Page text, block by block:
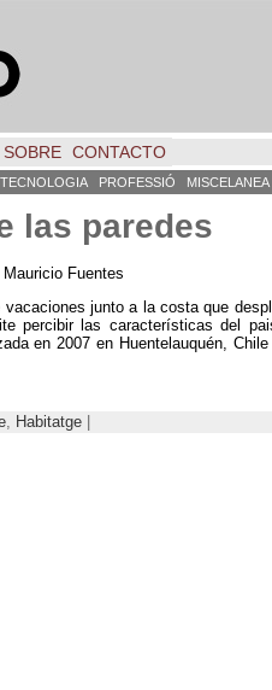
SOBRE CONTACTO
TECNOLOGIA PROFESSIÓ MISCELANEA
las paredes
Fuentes
junto a la costa que
percibir las características del
en 2007 en Huentelauquén,
Habitatge